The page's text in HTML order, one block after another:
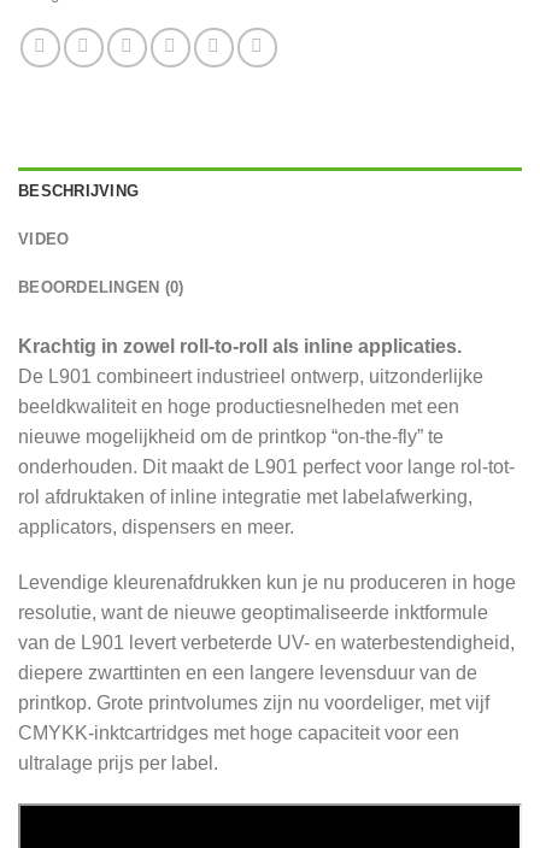
BESCHRIJVING
VIDEO
BEOORDELINGEN (0)
Krachtig in zowel roll-to-roll als inline applicaties.
De L901 combineert industrieel ontwerp, uitzonderlijke
beeldkwaliteit en hoge productiesnelheden met een
nieuwe mogelijkheid om de printkop “on-the-fly” te
onderhouden. Dit maakt de L901 perfect voor lange rol-tot-
rol afdruktaken of inline integratie met labelafwerking,
applicators, dispensers en meer.
Levendige kleurenafdrukken kun je nu produceren in hoge
resolutie, want de nieuwe geoptimaliseerde inktformule
van de L901 levert verbeterde UV- en waterbestendigheid,
diepere zwarttinten en een langere levensduur van de
printkop. Grote printvolumes zijn nu voordeliger, met vijf
CMYKK-inktcartridges met hoge capaciteit voor een
ultralage prijs per label.